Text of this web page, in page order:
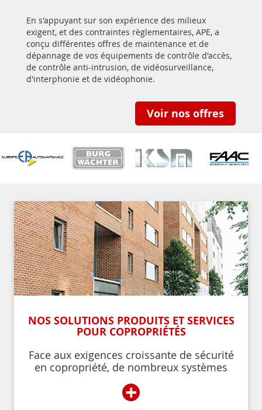
En s'appuyant sur son expérience des milieux
exigent, et des contraintes règlementaires, APE, a
conçu différentes offres de maintenance et de
dépannage de vos équipements de contrôle d'accès,
de contrôle anti-intrusion, de vidéosurveillance,
d'interphonie et de vidéophonie.
Voir nos offres
NOS SOLUTIONS PRODUITS ET SERVICES
POUR COPROPRIÉTÉS
Face aux exigences croissante de sécurité
en copropriété, de nombreux systèmes
l’accès à l’immeuble aux résidents ou aux
personnes autorisées par ces derniers.
+